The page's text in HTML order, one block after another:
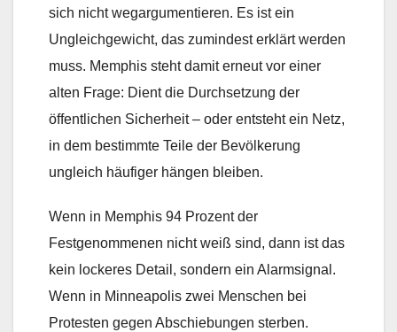
sich nicht wegargumentieren. Es ist ein
Ungleichgewicht, das zumindest erklärt werden
muss. Memphis steht damit erneut vor einer
alten Frage: Dient die Durchsetzung der
öffentlichen Sicherheit – oder entsteht ein Netz,
in dem bestimmte Teile der Bevölkerung
ungleich häufiger hängen bleiben.
Wenn in Memphis 94 Prozent der
Festgenommenen nicht weiß sind, dann ist das
kein lockeres Detail, sondern ein Alarmsignal.
Wenn in Minneapolis zwei Menschen bei
Protesten gegen Abschiebungen sterben.